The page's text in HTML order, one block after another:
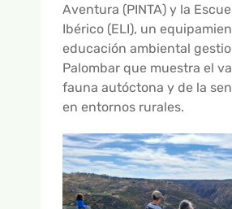
Aventura (PINTA) y la
Ibérico (ELI), un
educación ambiental
Palombar que muestra el
fauna autóctona y de la
en entornos rurales.